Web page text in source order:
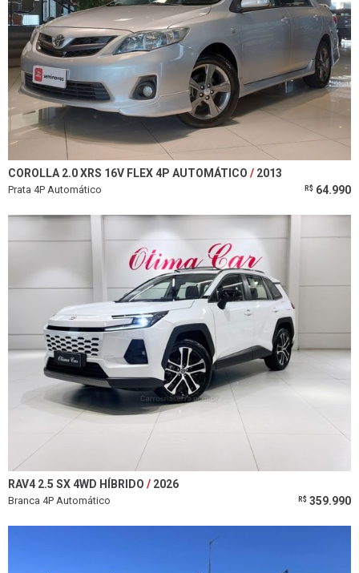
COROLLA 2.0 XRS 16V FLEX 4P AUTOMÁTICO 2013
Prata 4P Automático R$ 64.990
RAV4 2.5 SX 4WD HÍBRIDO 2026
Branca 4P Automático R$ 359.990